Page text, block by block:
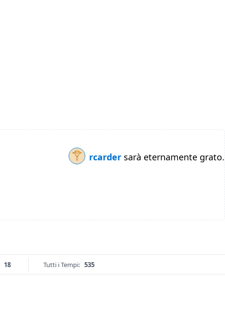
rcarder sarà eternamente grato.
18 Tutti i Tempi: 535